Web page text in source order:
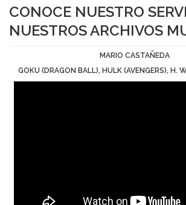
CONOCE NUESTRO
NUESTROS ARCHIVOS
MARIO CASTAÑEDA
GOKU (DRAGON BALL), HULK (AVENGERS), H.